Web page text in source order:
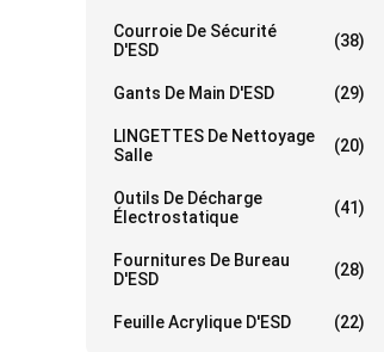
Courroie De Sécurité
D'ESD
(38)
Gants De Main D'ESD (29)
LINGETTES De Nettoyage
Salle
(20)
Outils De Décharge
Électrostatique
(41)
Fournitures De Bureau
D'ESD
(28)
Feuille Acrylique D'ESD (22)